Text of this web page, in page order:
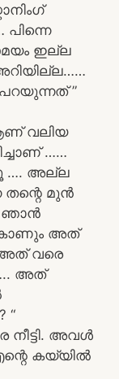
ഇല്ല
”
വലിയ
……
…. അല്ല
തന്റെ മുൻ
ഞാൻ
കാണും അത്‌
വരെ
അത്‌
“
അവൾ
കയ്യിൽ